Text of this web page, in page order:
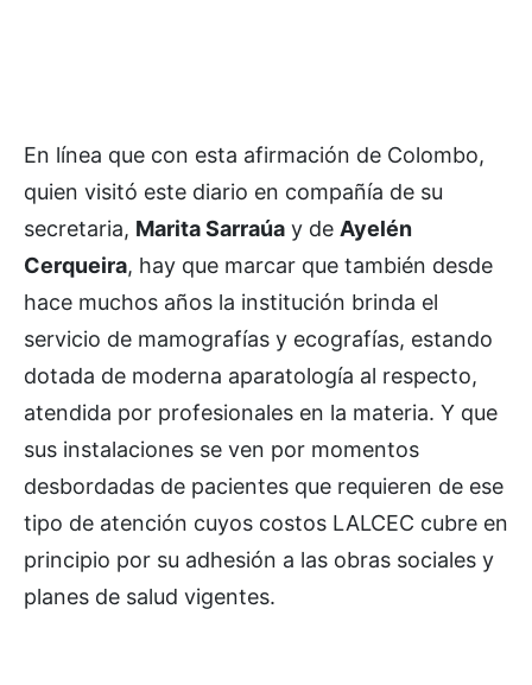
En línea que con esta afirmación de Colombo,
quien visitó este diario en compañía de su
secretaria, Marita Sarraúa y de Ayelén
Cerqueira, hay que marcar que también desde
hace muchos años la institución brinda el
servicio de mamografías y ecografías, estando
dotada de moderna aparatología al respecto,
atendida por profesionales en la materia. Y que
sus instalaciones se ven por momentos
desbordadas de pacientes que requieren de ese
tipo de atención cuyos costos LALCEC cubre en
principio por su adhesión a las obras sociales y
planes de salud vigentes.